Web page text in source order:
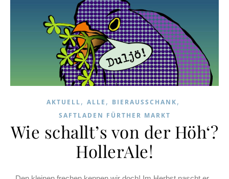
AKTUELL, ALLE , BIERAUSSCHANK,
SAFTLADEN FÜRTHER MARKT
Wie schallt’s von der Höh‘?
HollerAle!